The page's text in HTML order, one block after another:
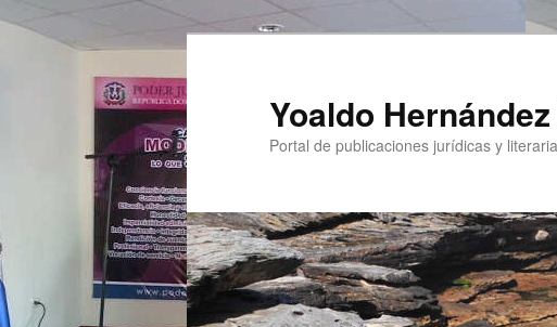
Yoaldo
Portal de publicaciones jurídicas y